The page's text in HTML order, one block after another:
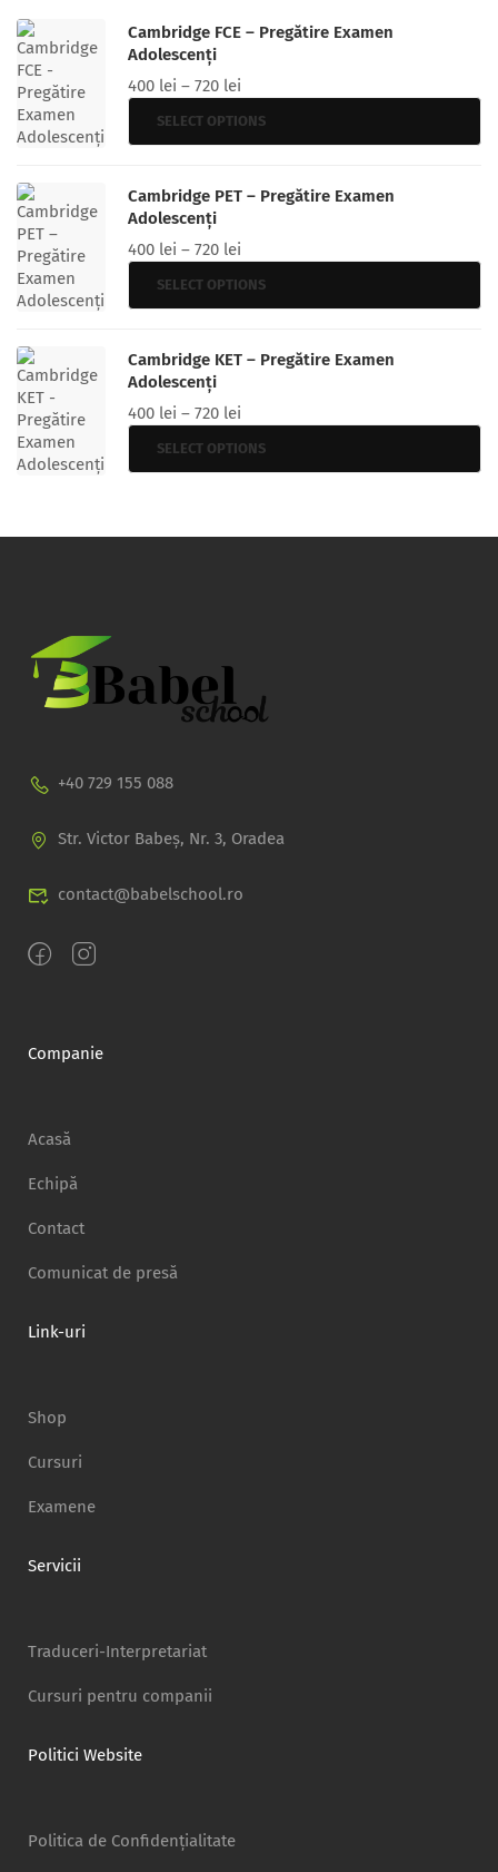
Cambridge FCE – Pregătire Examen
Adolescenți
400 lei – 720 lei
SELECT OPTIONS
Cambridge PET – Pregătire Examen
Adolescenți
400 lei – 720 lei
SELECT OPTIONS
Cambridge KET – Pregătire Examen
Adolescenți
400 lei – 720 lei
SELECT OPTIONS
+40 729 155 088
Str. Victor Babeș, Nr. 3, Oradea
contact@babelschool.ro
Companie
Acasă
Echipă
Contact
Comunicat de presă
Link-uri
Shop
Cursuri
Examene
Servicii
Traduceri-Interpretariat
Cursuri pentru companii
Politici Website
Politica de Confidențialitate